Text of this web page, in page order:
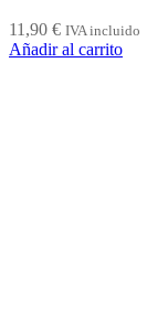
11,90 € IVA incluido
Añadir al carrito